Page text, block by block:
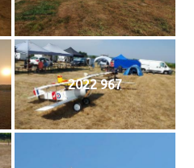
2022 967